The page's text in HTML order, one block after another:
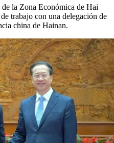
la Zona Económica de Hai
trabajo con una delegación de
china de Hainan.